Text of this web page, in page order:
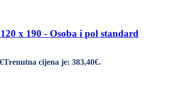
x 190 - Osoba i pol standard
€Trenutna cijena je: 383,40€.